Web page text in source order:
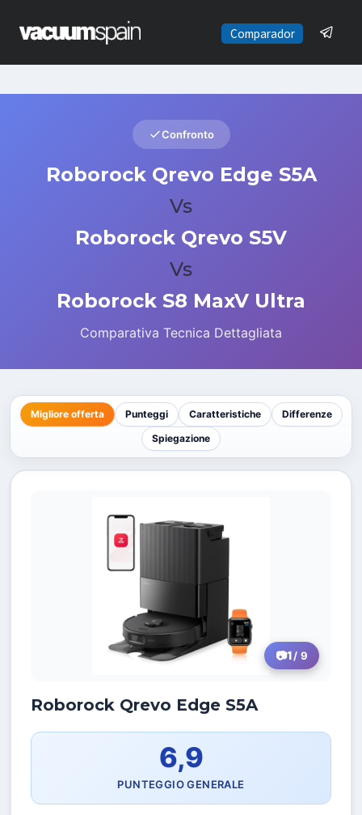
contenido
Comparador
Confronto
Roborock Qrevo Edge S5A
Vs
Roborock Qrevo S5V
Vs
Roborock S8 MaxV Ultra
Comparativa Tecnica Dettagliata
Migliore offerta Punteggi Caratteristiche
Differenze
Spiegazione
1/ 9
Roborock Qrevo Edge S5A
6,9
PUNTEGGIO GENERALE